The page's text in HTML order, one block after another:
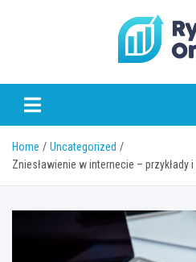
Home
Uncategorized
Zniesławienie w internecie – przykłady